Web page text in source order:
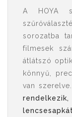
A HOYA
sorozatba
filmesek
átlátszó
könnyű,
van szerelve.